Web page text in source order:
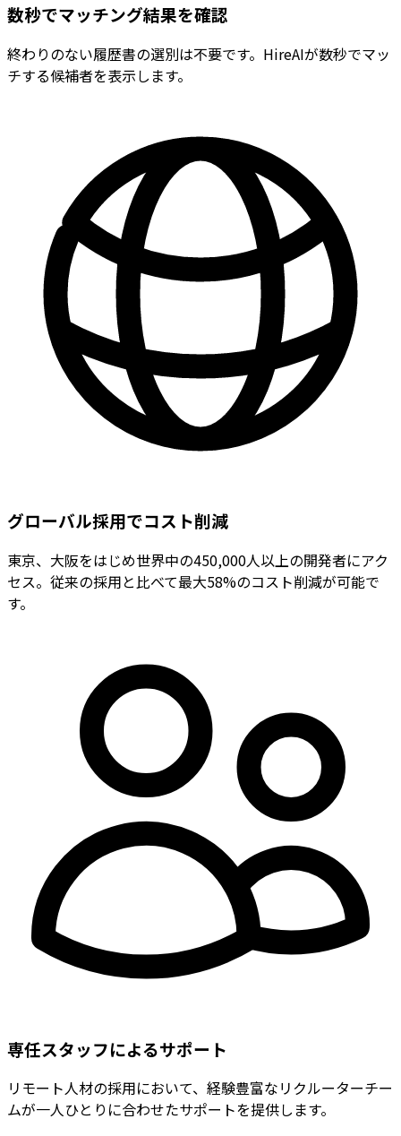
数秒でマッチング結果を確認
終わりのない履歴書の選別は不要です。HireAIが数秒でマッ
チする候補者を表示します。
グローバル採用でコスト削減
東京、大阪をはじめ世界中の450,000人以上の開発者にアク
セス。従来の採用と比べて最大58%のコスト削減が可能で
す。
専任スタッフによるサポート
リモート人材の採用において、経験豊富なリクルーターチー
ムが一人ひとりに合わせたサポートを提供します。